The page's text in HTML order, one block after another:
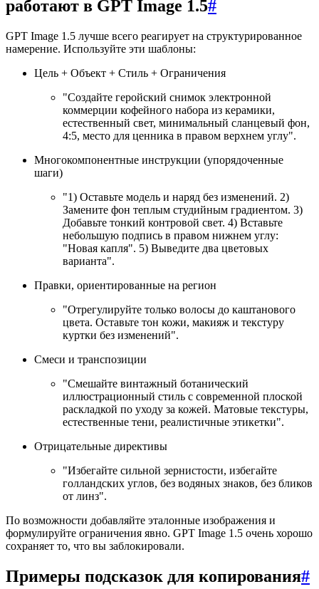
работают в GPT Image 1.5#
GPT Image 1.5 лучше всего реагирует на структурированное
намерение. Используйте эти шаблоны:
Цель + Объект + Стиль + Ограничения
"Создайте геройский снимок электронной
коммерции кофейного набора из керамики,
естественный свет, минимальный сланцевый фон,
4:5, место для ценника в правом верхнем углу".
Многокомпонентные инструкции (упорядоченные
шаги)
"1) Оставьте модель и наряд без изменений. 2)
Замените фон теплым студийным градиентом. 3)
Добавьте тонкий контровой свет. 4) Вставьте
небольшую подпись в правом нижнем углу:
"Новая капля". 5) Выведите два цветовых
варианта".
Правки, ориентированные на регион
"Отрегулируйте только волосы до каштанового
цвета. Оставьте тон кожи, макияж и текстуру
куртки без изменений".
Смеси и транспозиции
"Смешайте винтажный ботанический
иллюстрационный стиль с современной плоской
раскладкой по уходу за кожей. Матовые текстуры,
естественные тени, реалистичные этикетки".
Отрицательные директивы
"Избегайте сильной зернистости, избегайте
голландских углов, без водяных знаков, без бликов
от линз".
По возможности добавляйте эталонные изображения и
формулируйте ограничения явно. GPT Image 1.5 очень хорошо
сохраняет то, что вы заблокировали.
Примеры подсказок для копирования#